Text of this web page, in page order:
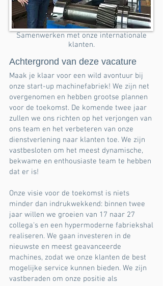
Samenwerken met onze internationale
klanten.
Achtergrond van deze vacature
Maak je klaar voor een wild avontuur bij
onze start-up machinefabriek! We zijn net
overgenomen en hebben grootse plannen
voor de toekomst. De komende twee jaar
zullen we ons richten op het verjongen van
ons team en het verbeteren van onze
dienstverlening naar klanten toe. We zijn
vastbesloten om het meest dynamische,
bekwame en enthousiaste team te hebben
dat er is!
Onze visie voor de toekomst is niets
minder dan indrukwekkend: binnen twee
jaar willen we groeien van 17 naar 27
collega's en een hypermoderne fabriekshal
realiseren. We gaan investeren in de
nieuwste en meest geavanceerde
machines, zodat we onze klanten de best
mogelijke service kunnen bieden. We zijn
vastberaden om onze positie als